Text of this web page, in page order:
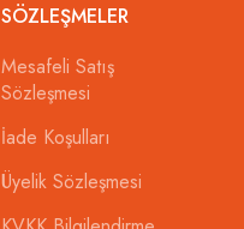
SÖZLEŞMELER
Mesafeli Satış
Sözleşmesi
İade Koşulları
Üyelik Sözleşmesi